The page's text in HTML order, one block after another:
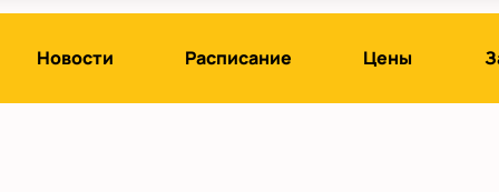
Новости Расписание Цены